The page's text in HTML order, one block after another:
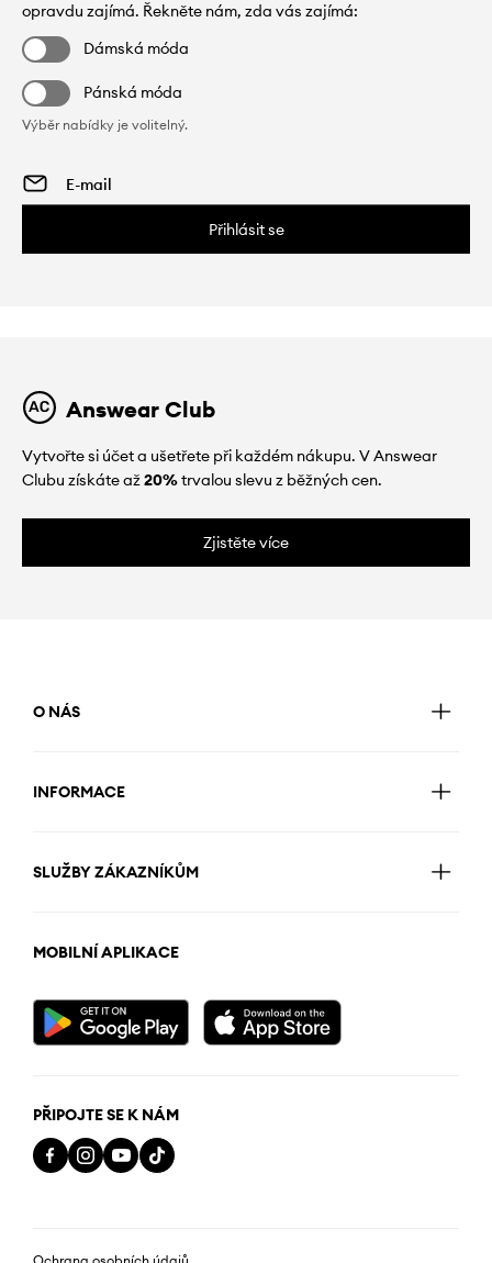
opravdu zajímá. Řekněte nám, zda vás zajímá:
Dámská móda
Pánská móda
Výběr nabídky je volitelný.
Přihlásit se
Answear Club
Vytvořte si účet a ušetřete při každém nákupu. V Answear
Clubu získáte až20%trvalou slevu z běžných cen.
Zjistěte více
O NÁS
INFORMACE
SLUŽBY ZÁKAZNÍKŮM
MOBILNÍ APLIKACE
PŘIPOJTE SE K NÁM